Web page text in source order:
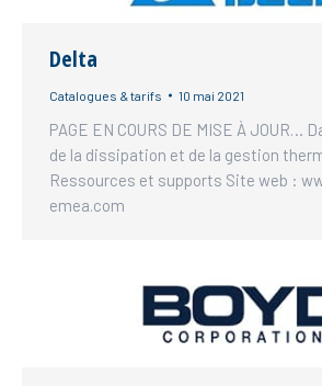
Delta
Catalogues & tarifs 10 mai 2021
PAGE EN COURS DE MISE À JOUR…
de la dissipation et de la gestion
Ressources et supports Site web :
emea.com